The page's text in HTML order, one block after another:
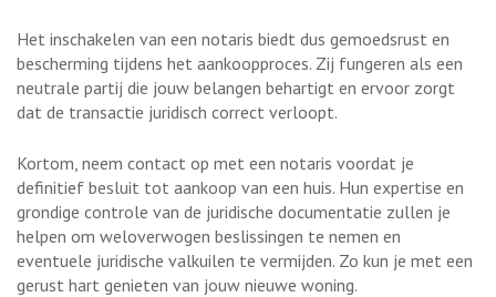
Het inschakelen van een notaris biedt dus gemoedsrust en
bescherming tijdens het aankoopproces. Zij fungeren als een
neutrale partij die jouw belangen behartigt en ervoor zorgt
dat de transactie juridisch correct verloopt.
Kortom, neem contact op met een notaris voordat je
definitief besluit tot aankoop van een huis. Hun expertise en
grondige controle van de juridische documentatie zullen je
helpen om weloverwogen beslissingen te nemen en
eventuele juridische valkuilen te vermijden. Zo kun je met een
gerust hart genieten van jouw nieuwe woning.